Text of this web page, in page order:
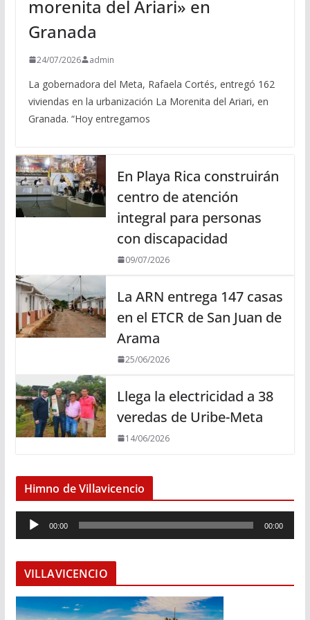
morenita del Ariari» en
Granada
24/07/2026 admin
La gobernadora del Meta, Rafaela Cortés, entregó 162
viviendas en la urbanización La Morenita del Ariari, en
Granada. “Hoy entregamos
En Playa Rica construirán
centro de atención
integral para personas
con discapacidad
09/07/2026
La ARN entrega 147 casas
en el ETCR de San Juan de
Arama
25/06/2026
Llega la electricidad a 38
veredas de Uribe-Meta
14/06/2026
Himno de Villavicencio
e
o
d
00:00 00:00
VILLAVICENCIO